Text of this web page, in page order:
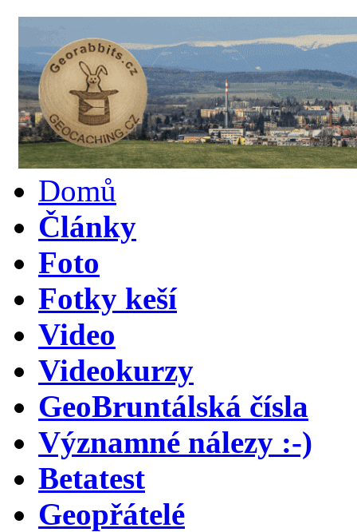
Domů
Články
Foto
Fotky keší
Video
Videokurzy
GeoBruntálská čísla
Významné nálezy :-)
Betatest
Geopřátelé